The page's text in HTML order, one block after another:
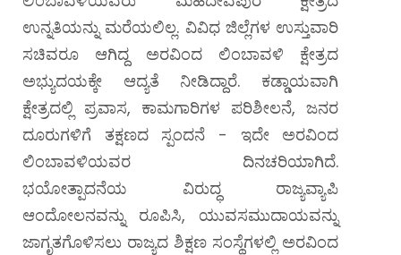
ಉನ್ನತಿಯನ್ನು ಮರೆಯಲಿಲ್ಲ. ವಿವಿಧ ಜಿಲ್ಲೆಗಳ ಉಸ್ತುವಾರಿ
ಸಚಿವರೂ ಆಗಿದ್ದ ಅರವಿಂದ ಲಿಂಬಾವಳಿ ಕ್ಷೇತ್ರದ
ಅಭ್ಯುದಯಕ್ಕೇ ಆದ್ಯತೆ ನೀಡಿದ್ದಾರೆ. ಕಡ್ಡಾಯವಾಗಿ
ಕ್ಷೇತ್ರದಲ್ಲಿ ಪ್ರವಾಸ, ಕಾಮಗಾರಿಗಳ ಪರಿಶೀಲನೆ, ಜನರ
ದೂರುಗಳಿಗೆ ತಕ್ಷಣದ ಸ್ಪಂದನೆ - ಇದೇ ಅರವಿಂದ
ಲಿಂಬಾವಳಿಯವರ ದಿನಚರಿಯಾಗಿದೆ.
ಭಯೋತ್ಪಾದನೆಯ ವಿರುದ್ಧ ರಾಜ್ಯವ್ಯಾಪಿ
ಆಂದೋಲನವನ್ನು ರೂಪಿಸಿ, ಯುವಸಮುದಾಯವನ್ನು
ಜಾಗೃತಗೊಳಿಸಲು ರಾಜ್ಯದ ಶಿಕ್ಷಣ ಸಂಸ್ಥೆಗಳಲ್ಲಿ ಅರವಿಂದ